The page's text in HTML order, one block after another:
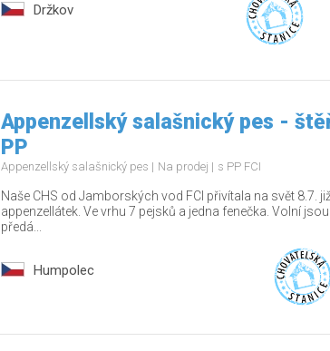
Držkov
Appenzellský salašnický pes -
PP
Appenzellský salašnický pes Na prodej s PP FCI
Naše CHS od Jamborských vod FCI přivítala na svět 8.7.
appenzellátek. Ve vrhu 7 pejsků a jedna fenečka. Volní jsou
předá...
Humpolec